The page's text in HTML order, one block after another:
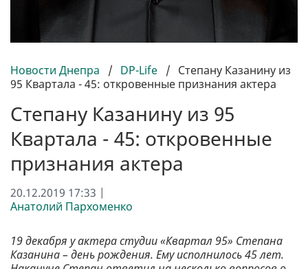
Новости Днепра / DP-Life / Степану Казанину из
95 Квартала - 45: откровенные признания актера
Степану Казанину из 95
Квартала - 45: откровенные
признания актера
20.12.2019 17:33 |
Анатолий Пархоменко
19 декабря у актера студии «Квартал 95» Степана
Казанина – день рождения. Ему исполнилось 45 лет.